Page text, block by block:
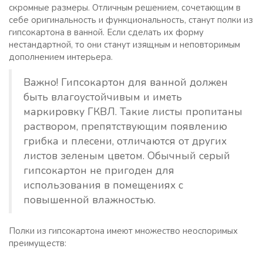
скромные размеры. Отличным решением, сочетающим в
себе оригинальность и функциональность, станут полки из
гипсокартона в ванной. Если сделать их форму
нестандартной, то они станут изящным и неповторимым
дополнением интерьера.
Важно! Гипсокартон для ванной должен
быть влагоустойчивым и иметь
маркировку ГКВЛ. Такие листы пропитаны
раствором, препятствующим появлению
грибка и плесени, отличаются от других
листов зеленым цветом. Обычный серый
гипсокартон не пригоден для
использования в помещениях с
повышенной влажностью.
Полки из гипсокартона имеют множество неоспоримых
преимуществ: